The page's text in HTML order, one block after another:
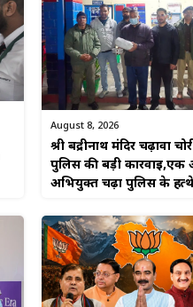
August 8, 2026
श्री बद्रीनाथ मंदिर चढ़ावा
पुलिस की बड़ी
अभियुक्त चढ़ा पुलिस के हत्थे